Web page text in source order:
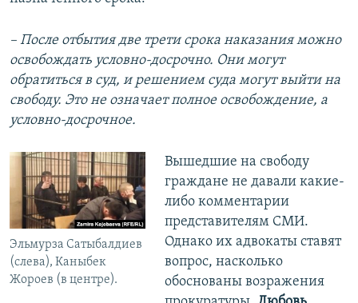
– После отбытия две трети срока наказания можно
освобождать условно-досрочно. Они могут
обратиться в суд, и решением суда могут выйти на
свободу. Это не означает полное освобождение, а
условно-досрочное.
Эльмурза Сатыбалдиев
(слева), Каныбек
Жороев (в центре).
Вышедшие на свободу
граждане не давали какие-
либо комментарии
представителям СМИ.
Однако их адвокаты ставят
вопрос, насколько
обоснованы возражения